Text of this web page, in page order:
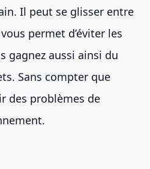
Il peut se glisser entre
permet d’éviter les
gagnez aussi ainsi du
Sans compter que
des problèmes de